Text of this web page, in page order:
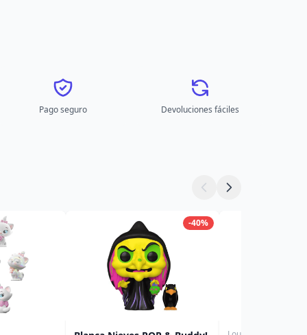
Pago seguro Devoluciones fáciles
-40%